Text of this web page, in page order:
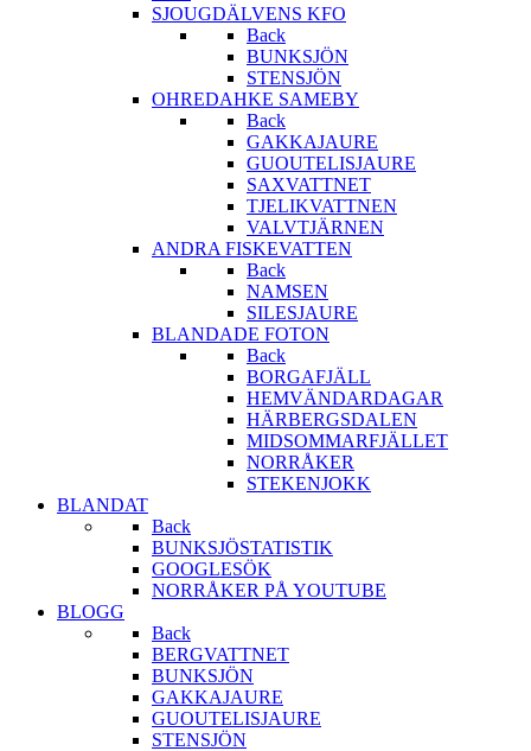
SJOUGDÄLVENS KFO
Back
BUNKSJÖN
STENSJÖN
OHREDAHKE SAMEBY
Back
GAKKAJAURE
GUOUTELISJAURE
SAXVATTNET
TJELIKVATTNEN
VALVTJÄRNEN
ANDRA FISKEVATTEN
Back
NAMSEN
SILESJAURE
BLANDADE FOTON
Back
BORGAFJÄLL
HEMVÄNDARDAGAR
HÄRBERGSDALEN
MIDSOMMARFJÄLLET
NORRÅKER
STEKENJOKK
BLANDAT
Back
BUNKSJÖSTATISTIK
GOOGLESÖK
NORRÅKER PÅ YOUTUBE
BLOGG
Back
BERGVATTNET
BUNKSJÖN
GAKKAJAURE
GUOUTELISJAURE
STENSJÖN